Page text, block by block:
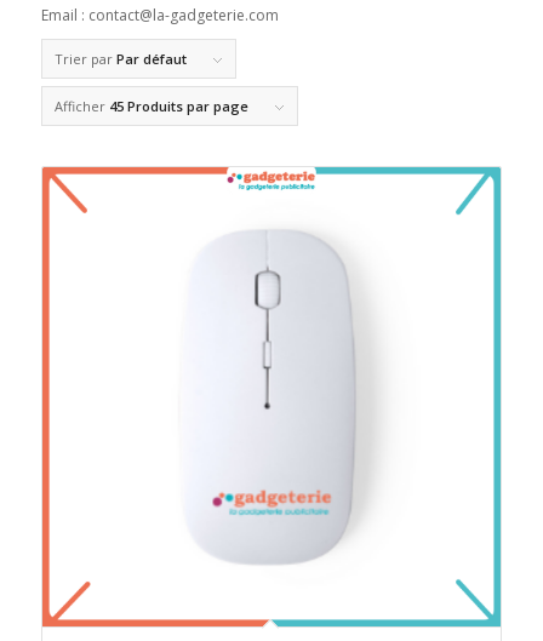
Email : contact@la-gadgeterie.com
Trier par Par défaut
Afficher 45 Produits par page